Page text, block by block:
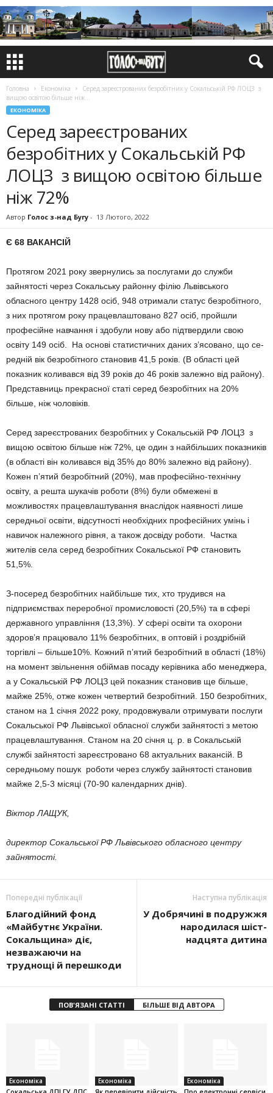
Головна Економіка
Серед зареєстрованих безробітних у Сокальській РФ ЛОЦЗ з
вищою освітою більше ніж...
ЕКОНОМІКА
Серед зареєстрованих
безробітних у Сокальській РФ
ЛОЦЗ з вищою освітою більше
ніж 72%
Автор Голос з-над Бугу - 13 Лютого, 2022
Є 68 ВАКАНСІЙ
Протягом 2021 року звернулись за послугами до служби
зайнятості через Сокальську районну філію Львівського
обласного центру 1428 осіб, 948 отримали статус безробітного,
з них протягом року працевлаштовано 827 осіб, пройшли
професійне навчання і здобули нову або підтвердили свою
освіту 149 осіб. На основі статистичних даних з’ясовано, що се­
редній вік безробітного становив 41,5 років. (В області цей
показник коливався від 39 років до 46 років залежно від району).
Представниць прекрасної статі серед безробітних на 20%
більше, ніж чоловіків.
Серед зареєстрованих безробітних у Сокальській РФ ЛОЦЗ з
вищою освітою більше ніж 72%, це один з найбільших показників
(в області він коливався від 35% до 80% залежно від району).
Кожен п’ятий безробітний (20%), мав професійно-технічну
освіту, а решта шукачів роботи (8%) були обмежені в
можливостях працевлаштування внаслідок наявності лише
середньої освіти, відсутності необхідних професійних умінь і
нави­чок належного рівня, а також досвіду роботи. Частка
жителів села серед безробітних Сокальської РФ становить
51,5%.
З-посеред безробітних найбільше тих, хто трудився на
підприємствах переробної промисловості (20,5%) та в сфері
державного управління (13,3%). У сфері освіти та охорони
здоров’я працювало 11% безробітних, в оптовій і роздрібній
торгівлі – більше10%. Кожний п’ятий безробітний в області (18%)
на момент звільнення обіймав посаду керівника або менеджера,
а у Сокальській РФ ЛОЦЗ цей показник становив ще більше,
майже 25%, отже кожен четвертий безробітний. 150 безробітних,
станом на 1 січня 2022 року, продовжували отримувати послуги
Сокальської РФ Львівської обласної служби зайнятості з метою
працевлаштування. Станом на 20 січня ц. р. в Сокальській
службі зайнятості зареєстровано 68 актуальних вакансій. В
середньому пошук роботи через службу зайнятості становив
майже 2,5-3 місяці (70-90 календарних днів).
Віктор ЛАЩУК,
директор Сокальської РФ Львівського обласного центру
зайнятості.
Попередні публікації
Благо­дійний фонд
«Майбутнє України.
Сокаль­щина» діє,
незважаючи на
труднощі й перешкоди
Наступна публікація
У Добрячині в подружжя
народилася шіст­
надцята дитина
ПОВ'ЯЗАНІ СТАТТІ БІЛЬШЕ ВІД АВТОРА
Економіка Економіка Економіка